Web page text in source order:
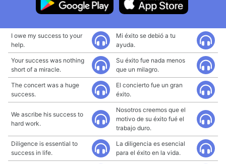
I owe my success to your
help.
Mi éxito se debió a tu
ayuda.
Your success was nothing
short of a miracle.
Su éxito fue nada menos
que un milagro.
The concert was a huge
success.
El concierto fue un gran
éxito.
We ascribe his success to
hard work.
Nosotros creemos que el
motivo de su éxito fué el
trabajo duro.
Diligence is essential to
success in life.
La diligencia es esencial
para el éxito en la vida.